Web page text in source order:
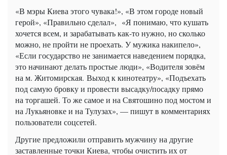
«В мэры Киева этого чувака!», «В этом городе новый
герой», «Правильно сделал», «Я понимаю, что кушать
хочется всем, и зарабатывать как-то нужно, но сколько
можно, не пройти не проехать. У мужика накипело»,
«Если государство не занимается наведением порядка,
это начинают делать простые люди», «Водителя зовём
на м. Житомирская. Выход к кинотеатру», «Подъехать
под самую бровку и провести высадку/посадку прямо
на торгашей. То же самое и на Святошино под мостом и
на Лукьяновке и на Тулузах», — пишут в комментариях
пользователи соцсетей.
Другие предложили отправить мужчину на другие
заставленные точки Киева, чтобы очистить их от